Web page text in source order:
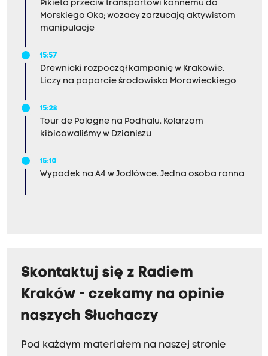
Pikieta przeciw transportowi konnemu do
Morskiego Oka; wozacy zarzucają aktywistom
manipulacje
15:57
Drewnicki rozpoczął kampanię w Krakowie.
Liczy na poparcie środowiska Morawieckiego
15:28
Tour de Pologne na Podhalu. Kolarzom
kibicowaliśmy w Dzianiszu
15:10
Wypadek na A4 w Jodłówce. Jedna osoba ranna
Skontaktuj się z Radiem
Kraków - czekamy na opinie
naszych Słuchaczy
Pod każdym materiałem na naszej stronie